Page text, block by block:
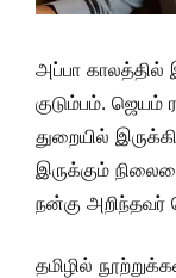
அப்பா காலத்தில்
குடும்பம். ஜெயம்
துறையில்
இருக்கும்
நன்கு
தமிழில்